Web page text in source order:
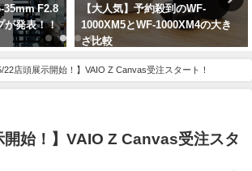
WF-
の大き
2023年秋の新VAIO S13が発売開
始！新ディスプレイ搭載で見やす
さアップ！！
5/22店頭展示開始！】VAIO Z Canvas受注スタート！
開始！】VAIO Z Canvas受注スタ